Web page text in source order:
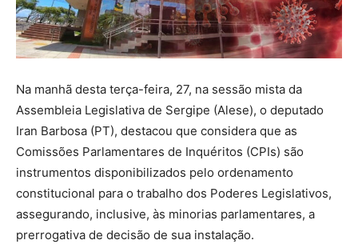
Na manhã desta terça-feira, 27, na sessão mista da
Assembleia Legislativa de Sergipe (Alese), o deputado
Iran Barbosa (PT), destacou que considera que as
Comissões Parlamentares de Inquéritos (CPIs) são
instrumentos disponibilizados pelo ordenamento
constitucional para o trabalho dos Poderes Legislativos,
assegurando, inclusive, às minorias parlamentares, a
prerrogativa de decisão de sua instalação.